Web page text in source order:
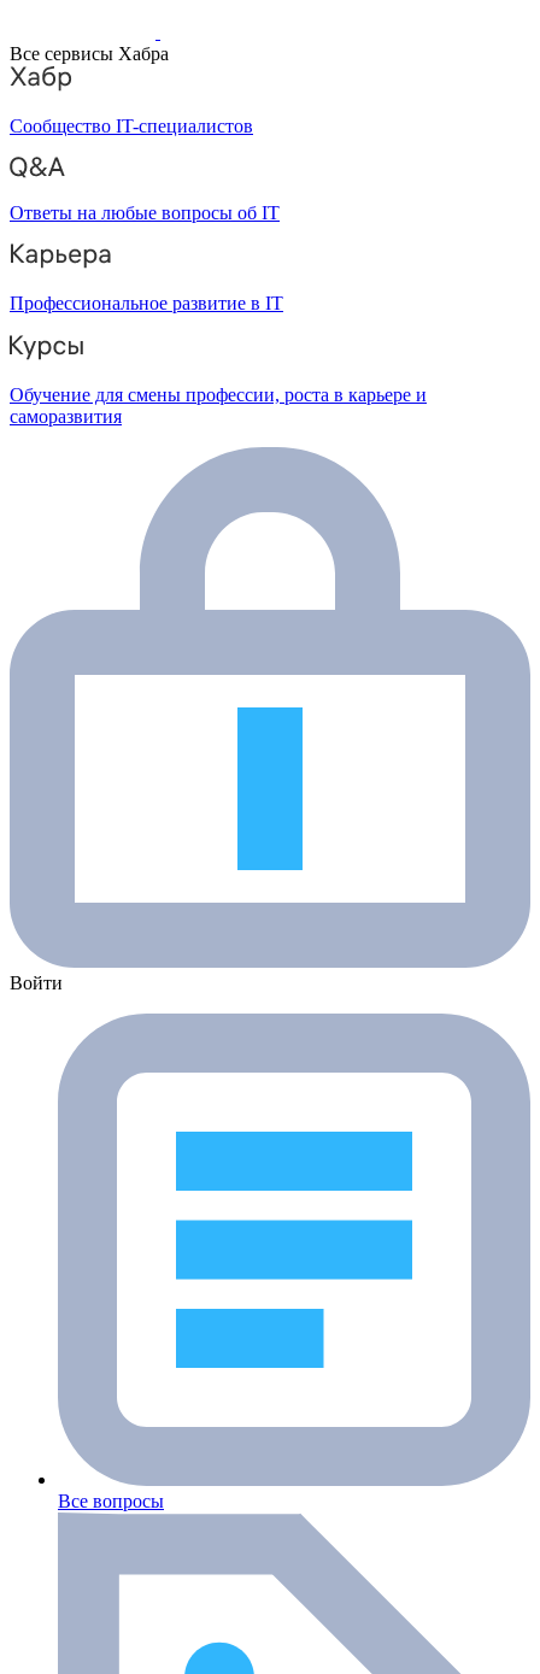
Все сервисы Хабра
Сообщество IT-специалистов
Ответы на любые вопросы об IT
Профессиональное развитие в IT
Обучение для смены профессии, роста в карьере и
саморазвития
Войти
Все вопросы